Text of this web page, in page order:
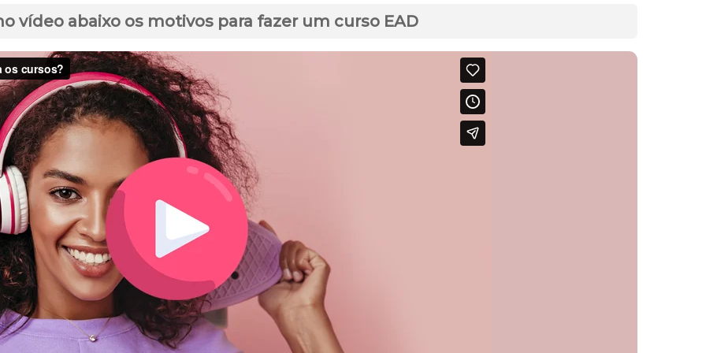
vídeo abaixo os motivos para fazer um curso EAD